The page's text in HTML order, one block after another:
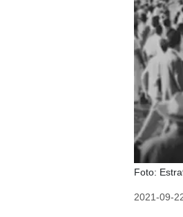
Foto:
2021-09-